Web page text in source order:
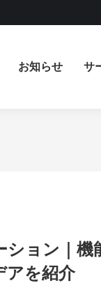
お知らせ サ
ション｜機
アを紹介